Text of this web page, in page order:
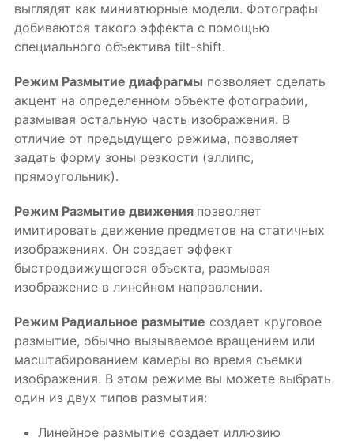
выглядят как миниатюрные модели. Фотографы
добиваются такого эффекта с помощью
специального объектива tilt-shift.
Режим Размытие диафрагмы позволяет сделать
акцент на определенном объекте фотографии,
размывая остальную часть изображения. В
отличие от предыдущего режима, позволяет
задать форму зоны резкости (эллипс,
прямоугольник).
Режим Размытие движения позволяет
имитировать движение предметов на статичных
изображениях. Он создает эффект
быстродвижущегося объекта, размывая
изображение в линейном направлении.
Режим Радиальное размытие создает круговое
размытие, обычно вызываемое вращением или
масштабированием камеры во время съемки
изображения. В этом режиме вы можете выбрать
один из двух типов размытия:
Линейное размытие создает иллюзию